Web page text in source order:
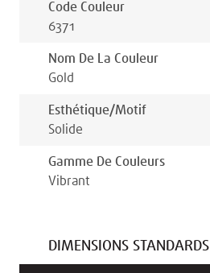
Code Couleur
6371
Nom De La Couleur
Gold
Esthétique/motif
Solide
Gamme De Couleurs
Vibrant
DIMENSIONS STANDARDS